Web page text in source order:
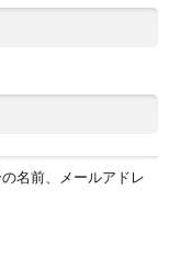
名前、メールアドレ